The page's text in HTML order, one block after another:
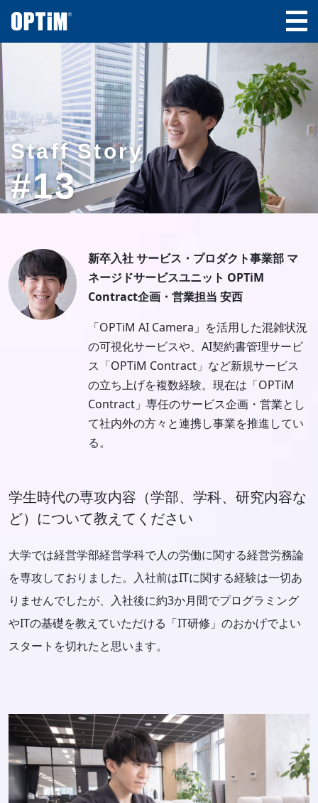
Staff Story
#13
新卒入社 サービス・プロダクト事業部 マ
ネージドサービスユニット OPTiM
Contract企画・営業担当 安西
「OPTiM AI Camera」を活用した混雑状況
の可視化サービスや、AI契約書管理サービ
ス「OPTiM Contract」など新規サービス
の立ち上げを複数経験。現在は「OPTiM
Contract」専任のサービス企画・営業とし
て社内外の方々と連携し事業を推進してい
る。
学生時代の専攻内容（学部、学科、研究内容な
ど）について教えてください
大学では経営学部経営学科で人の労働に関する経営労務論
を専攻しておりました。入社前はITに関する経験は一切あ
りませんでしたが、入社後に約3か月間でプログラミング
やITの基礎を教えていただける「IT研修」のおかげでよい
スタートを切れたと思います。